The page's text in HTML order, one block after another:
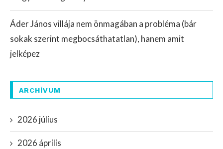
Áder János villája nem önmagában a probléma (bár
sokak szerint megbocsáthatatlan), hanem amit
jelképez
ARCHÍVUM
2026 július
2026 április